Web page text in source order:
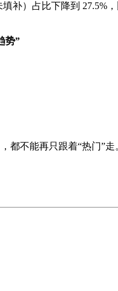
补）占比下降到
势”
都不能再只跟着“热门”